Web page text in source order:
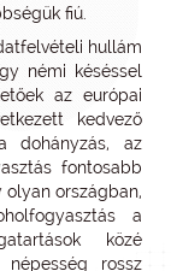
fiú.
hullám
némi késéssel
az európai
kedvező
dohányzás, az
fontosabb
országban,
a
közé
rossz